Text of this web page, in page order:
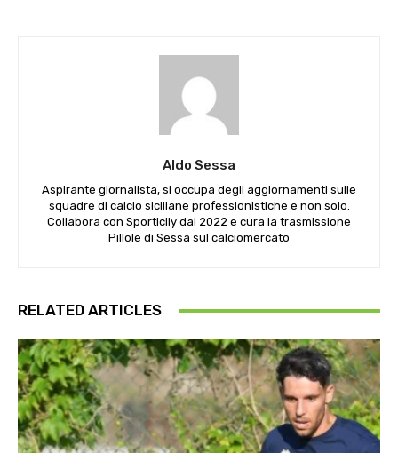
Aldo Sessa
Aspirante giornalista, si occupa degli aggiornamenti sulle
squadre di calcio siciliane professionistiche e non solo.
Collabora con Sporticily dal 2022 e cura la trasmissione
Pillole di Sessa sul calciomercato
RELATED ARTICLES